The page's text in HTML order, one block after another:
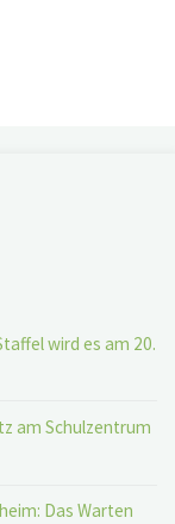
wird es am 20.
am Schulzentrum
Das Warten